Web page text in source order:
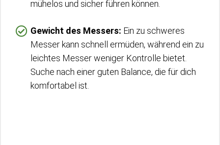
mühelos und sicher führen können.
Gewicht des Messers: Ein zu schweres
Messer kann schnell ermüden, während ein zu
leichtes Messer weniger Kontrolle bietet.
Suche nach einer guten Balance, die für dich
komfortabel ist.